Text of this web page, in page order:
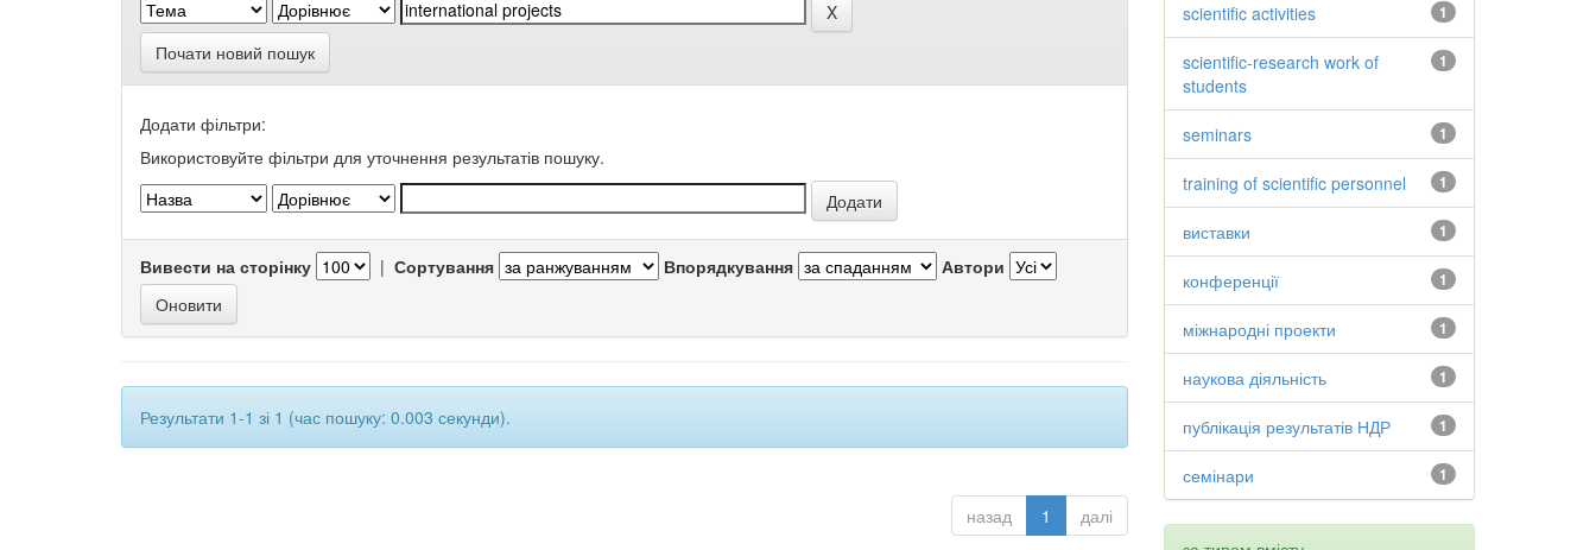
Почати новий пошук
Додати фільтри:
Використовуйте фільтри для уточнення результатів пошуку.
Вивести на сторінку | Сортування Впорядкування Автори
Результати 1-1 зі 1 (час пошуку: 0.003 секунди).
назад 1 далі
1
scientific activities
1
scientific-research work of
students
1
seminars
1
training of scientific personnel
1
виставки
1
конференції
1
міжнародні проекти
1
наукова діяльність
1
публікація результатів НДР
1
семінари